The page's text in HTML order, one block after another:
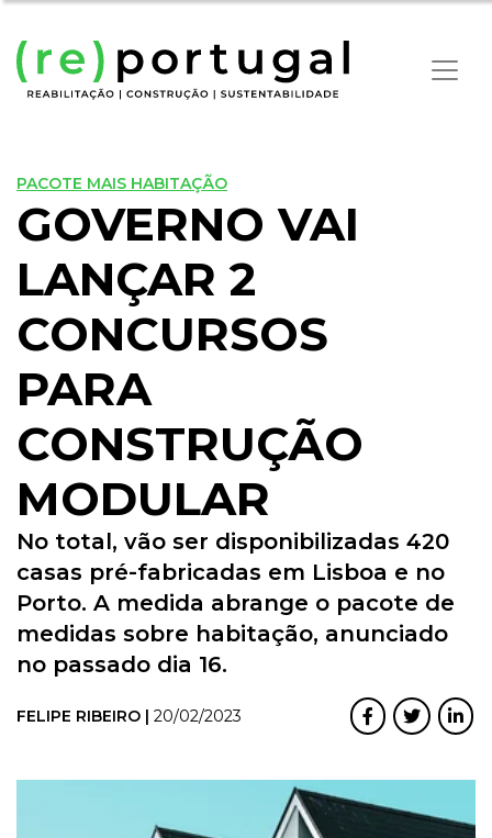
PACOTE MAIS HABITAÇÃO
GOVERNO VAI
LANÇAR 2
CONCURSOS
PARA
CONSTRUÇÃO
MODULAR
No total, vão ser disponibilizadas 420
casas pré-fabricadas em Lisboa e no
Porto. A medida abrange o pacote de
medidas sobre habitação, anunciado
no passado dia 16.
FELIPE RIBEIRO | 20/02/2023